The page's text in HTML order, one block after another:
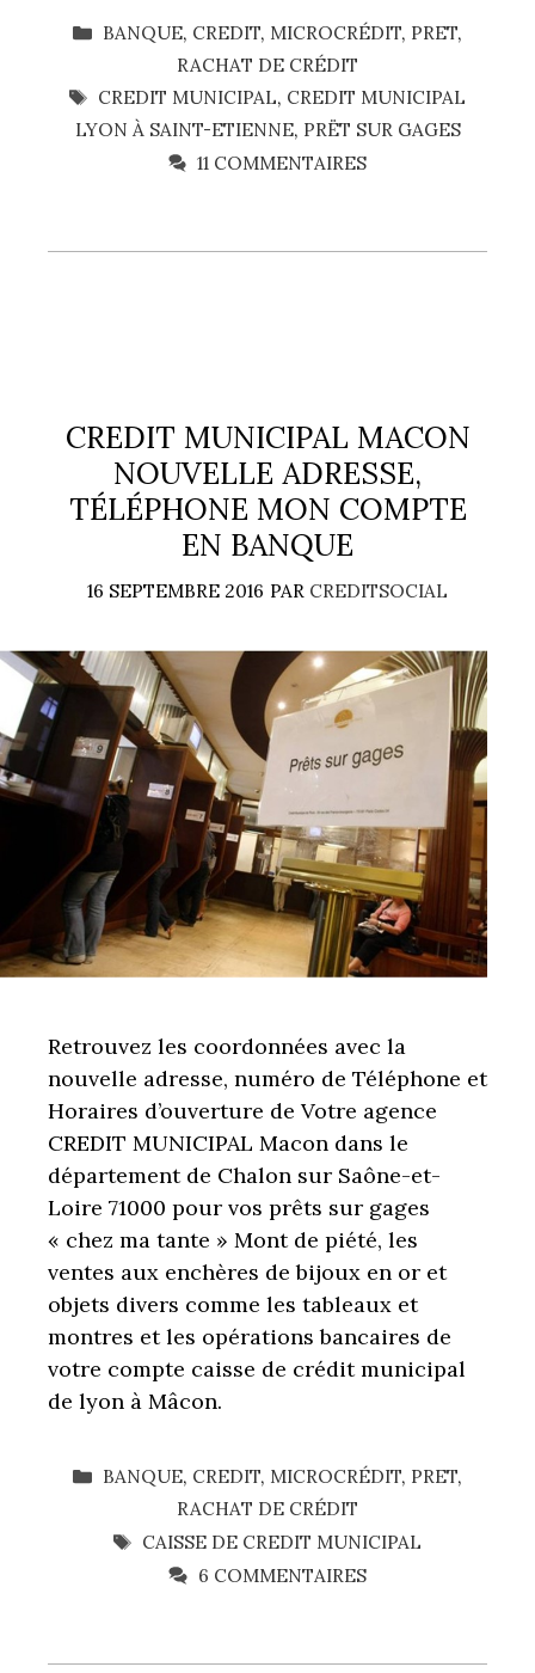
CATÉGORIES
BANQUE, CREDIT, MICROCRÉDIT, PRET,
RACHAT DE CRÉDIT
ÉTIQUETTES
CREDIT MUNICIPAL, CREDIT MUNICIPAL
LYON À SAINT-ETIENNE, PRËT SUR GAGES
11 COMMENTAIRES
CREDIT MUNICIPAL MACON
NOUVELLE ADRESSE,
TÉLÉPHONE MON COMPTE
EN BANQUE
16 SEPTEMBRE 2016 PAR CREDITSOCIAL
Retrouvez les coordonnées avec la
nouvelle adresse, numéro de Téléphone et
Horaires d’ouverture de Votre agence
CREDIT MUNICIPAL Macon dans le
département de Chalon sur Saône-et-
Loire 71000 pour vos prêts sur gages
« chez ma tante » Mont de piété, les
ventes aux enchères de bijoux en or et
objets divers comme les tableaux et
montres et les opérations bancaires de
votre compte caisse de crédit municipal
de lyon à Mâcon.
CATÉGORIES
BANQUE, CREDIT, MICROCRÉDIT, PRET,
RACHAT DE CRÉDIT
ÉTIQUETTES
CAISSE DE CREDIT MUNICIPAL
6 COMMENTAIRES